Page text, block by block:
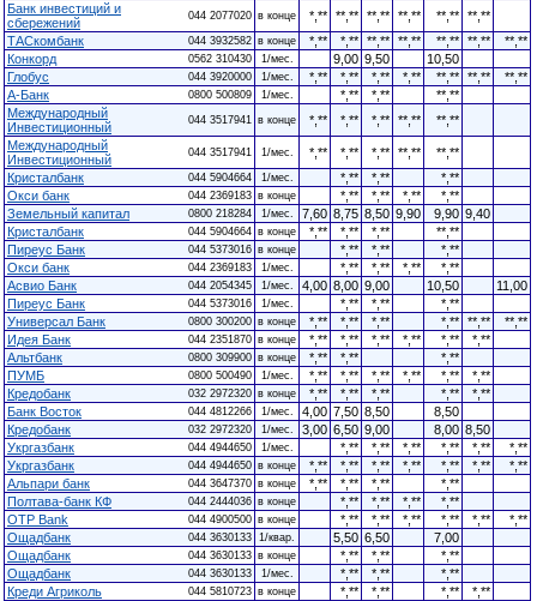
Банк инвестиций и
сбережений
044 2077020 в конце *,** **,** **,** **,** **,** **,**
ТАСкомбанк
044 3932582 в конце *,** *,** **,** **,** **,** **,**
**,**
Конкорд
0562 310430 1/мес. 9,00 9,50
10,50
Глобус
044 3920000 1/мес. *,** *,** *,** *,** **,** **,**
**,**
А-Банк
0800 500809 1/мес. *,** *,**
**,**
Международный
Инвестиционный
044 3517941 в конце *,** *,** *,** **,**
**,**
Международный
Инвестиционный
044 3517941 1/мес. *,** *,** *,** **,**
**,**
Кристалбанк
044 5904664 1/мес. *,** *,**
*,**
Окси банк
044 2369183 в конце *,** *,** *,**
*,**
Земельный капитал
0800 218284 1/мес. 7,60 8,75 8,50 9,90 9,90 9,40
Кристалбанк
044 5904664 в конце *,** *,** *,**
**,**
Пиреус Банк
044 5373016 в конце *,** *,**
*,**
Окси банк
044 2369183 1/мес. *,** *,** *,**
*,**
Асвио Банк
044 2054345 1/мес. 4,00 8,00 9,00 10,50
11,00
Пиреус Банк
044 5373016 1/мес. *,** *,**
*,**
Универсал Банк
0800 300200 в конце *,** *,** *,** *,** **,**
**,**
Идея Банк
044 2351870 в конце *,** *,** *,** *,** *,**
*,**
Альтбанк
0800 309900 в конце *,** *,**
*,**
ПУМБ
0800 500490 1/мес. *,** *,** *,** *,** *,**
*,**
Кредобанк
032 2972320 в конце *,** *,** *,** *,**
*,**
Банк Восток
044 4812266 1/мес. 4,00 7,50 8,50
8,50
Кредобанк
032 2972320 1/мес. 3,00 6,50 9,00 8,00 8,50
Укргазбанк
044 4944650 1/мес. *,** *,** *,** *,** *,**
*,**
Укргазбанк
044 4944650 в конце *,** *,** *,** *,** *,** *,**
*,**
Альпари банк
044 3647370 в конце *,** *,** *,**
*,**
Полтава-банк КФ
044 2444036 в конце *,** *,** *,**
*,**
OTP Bank
044 4900500 в конце *,** *,** *,** *,** *,**
*,**
Ощадбанк
044 3630133 1/квар. 5,50 6,50
7,00
Ощадбанк
044 3630133 в конце *,** *,**
*,**
Ощадбанк
044 3630133 1/мес. *,** *,**
*,**
Креди Агриколь
044 5810723 в конце *,** *,** *,**
*,**